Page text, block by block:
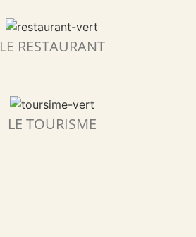
LE RESTAURANT
LE TOURISME